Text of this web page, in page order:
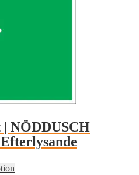
NÖDDUSCH